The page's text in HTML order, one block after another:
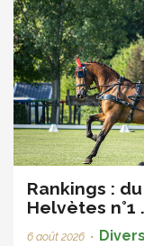
Rankings :
Helvètes n°1
6 août 2026 • Divers